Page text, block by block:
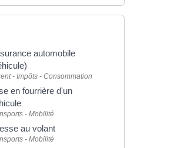
automobile
- Impôts - Consommation
en fourrière d'un
- Mobilité
au volant
- Mobilité